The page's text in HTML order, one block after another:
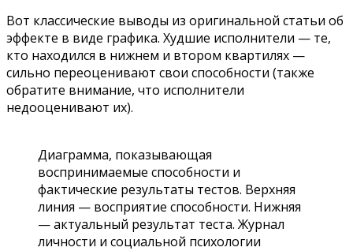
Вот классические выводы из оригинальной статьи об
эффекте в виде графика. Худшие исполнители — те,
кто находился в нижнем и втором квартилях —
сильно переоценивают свои способности (также
обратите внимание, что исполнители
недооценивают их).
Диаграмма, показывающая
воспринимаемые способности и
фактические результаты тестов. Верхняя
линия — восприятие способности. Нижняя
— актуальный результат теста. Журнал
личности и социальной психологии